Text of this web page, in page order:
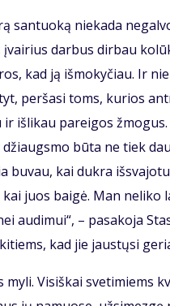
san­tuo­ką nie­ka­da
įvai­rius dar­bus dir­bau
kad ją iš­mo­ky­čiau. Ir
per­ša­si toms, ku­rios
ir iš­li­kau pa­rei­gos
bū­ta ne tiek
bu­vau, kai duk­ra
juos bai­gė. Man ne­li­ko
au­di­mui“, – pa­sa­ko­ja
kad jie jaus­tų­si
my­li. Vi­siš­kai sve­ti­miems